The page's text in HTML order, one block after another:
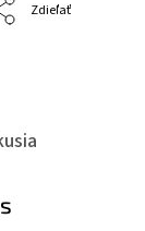
Zdieľať